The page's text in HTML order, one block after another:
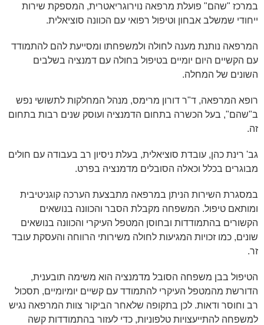
במרכז "שהם" פועלת מרפאה נוירוגריאטרית, המספקת שירות
ייחודי שמשלב אבחון וטיפול רפואי עם הכוונה סוציאלית.
המרפאה נותנת מענה לחולה ולמשפחתו ומסייעת להם להתמודד
עם הקשיים היום יומיים בטיפול בחולה עם דמנציה בשלבים
השונים של המחלה.
רופא המרפאה, ד"ר דורון מרימס, מנהל המחלקות לתשושי נפש
ב"שהם", בעל הכשרה בתחום הדמנציה ועוסק שנים רבות בתחום
זה.
גב' רינת כהן, עובדת סוציאלית, בעלת ניסיון רב בעבודה עם חולים
מבוגרים בכלל וכאלה הסובלים מדמנציה בפרט.
במסגרת השירות הניתן במרפאה מתבצעת הערכה קוגניטיבית
ומותאם טיפול. המשפחה מקבלת הסבר והכוונה בנושאים
הקשורים בהתמודדות ובחוסן המטפל העיקרי והכוונה בנושאים
שונים, כמו זכויות המגיעות לחולה משירותי הרווחה והעסקת עובד
זר.
הטיפול בבן משפחה הסובל מדמנציה הוא משימה תובענית,
הדורשת מהמטפל העיקרי להתמודד עם קשיים יומיומיים, תסכול
רב וחוסר ודאות. לכן בתקופה שלאחר הביקור צוות המרפאה נגיש
למשפחה להתייעצויות טלפוניות, כדי לעזור בהתמודדות קשה